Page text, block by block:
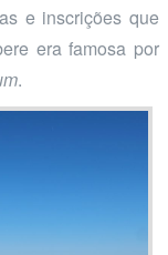
e inscrições que
era famosa por
.